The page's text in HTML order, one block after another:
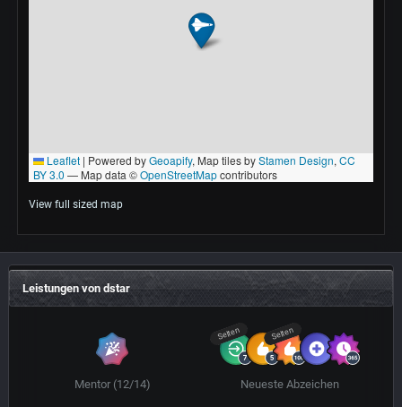
View full sized map
Leistungen von dstar
Mentor (12/14)
Selten Selten
Neueste Abzeichen